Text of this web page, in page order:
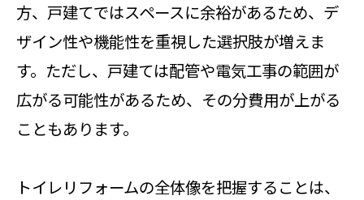
方、戸建てではスペースに余裕があるため、デ
ザイン性や機能性を重視した選択肢が増えま
す。ただし、戸建ては配管や電気工事の範囲が
広がる可能性があるため、その分費用が上がる
こともあります。
トイレリフォームの全体像を把握することは、